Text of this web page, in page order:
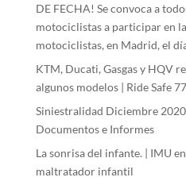
DE FECHA! Se convoca a
motociclistas a participar en
motociclistas, en Madrid, el
KTM, Ducati, Gasgas y HQV
algunos modelos | Ride Safe 77
Siniestralidad Diciembre
Documentos e Informes
La sonrisa del infante. | IMU en
maltratador infantil